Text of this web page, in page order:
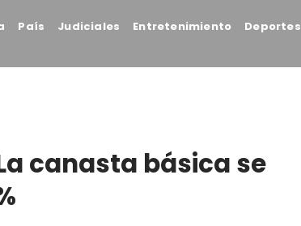
País Judiciales Entretenimiento Deportes
canasta básica se